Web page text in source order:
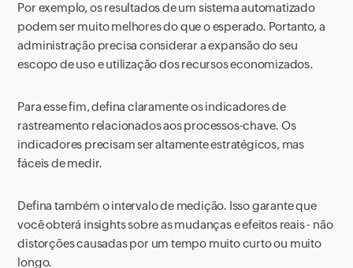
Por exemplo, os resultados de um sistema automatizado
podem ser muito melhores do que o esperado. Portanto, a
administração precisa considerar a expansão do seu
escopo de uso e utilização dos recursos economizados.
Para esse fim, defina claramente os indicadores de
rastreamento relacionados aos processos-chave. Os
indicadores precisam ser altamente estratégicos, mas
fáceis de medir.
Defina também o intervalo de medição. Isso garante que
você obterá insights sobre as mudanças e efeitos reais - não
distorções causadas por um tempo muito curto ou muito
longo.